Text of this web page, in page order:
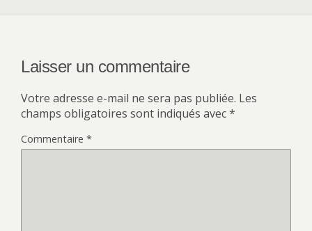
Laisser un commentaire
Votre adresse e-mail ne sera pas publiée. Les
champs obligatoires sont indiqués avec*
Commentaire *